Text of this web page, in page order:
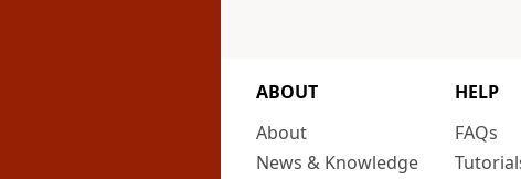
ABOUT
About
News & Knowledge
HELP
FAQs